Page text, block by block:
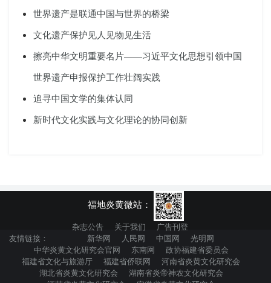
世界遗产是联通中国与世界的桥梁
文化遗产保护见人见物见生活
擦亮中华文明重要名片——习近平文化思想引领中国
世界遗产申报保护工作壮阔实践
追寻中国文学的集体认同
新时代文化实践与文化理论的协同创新
福地炎黄微站：
杂志公告 关于我们
广告刊登
友情链接：
新华网 人民网 中国网
光明网
中华炎黄文化研究会官网
东南网
政协福建省委员会
福建省文化与旅游厅
福建省侨联网
河南省炎黄文化研究会
湖北省炎黄文化研究会
湖南省炎帝神农文化研究会